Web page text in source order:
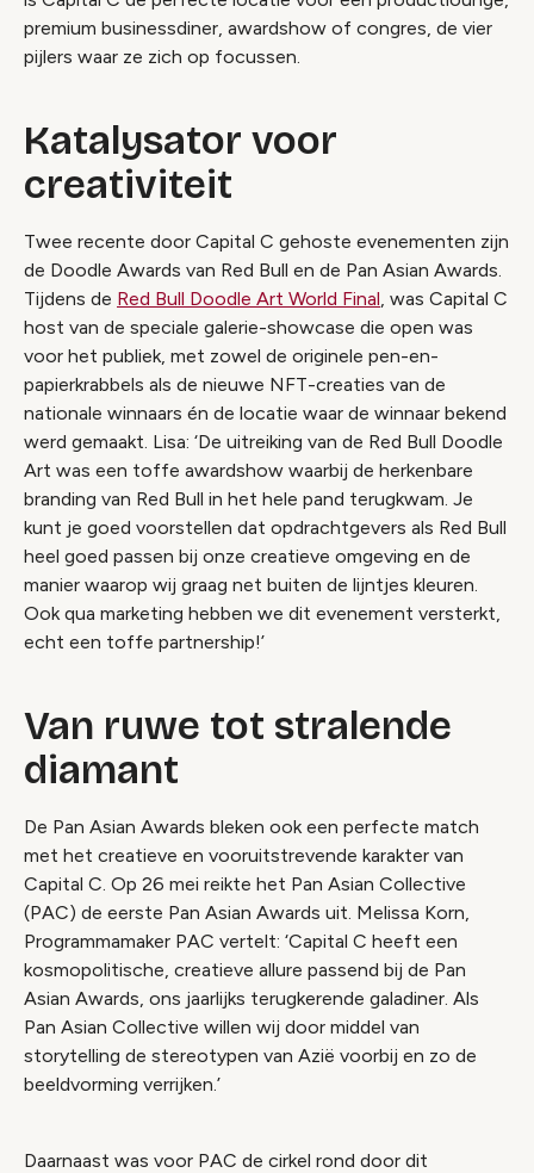
premium businessdiner, awardshow of congres, de vier
pijlers waar ze zich op focussen.
Katalysator voor
creativiteit
Twee recente door Capital C gehoste evenementen zijn
de Doodle Awards van Red Bull en de Pan Asian Awards.
Tijdens de Red Bull Doodle Art World Final , was ​​Capital C
host van de speciale galerie-showcase die open was
voor het publiek, met zowel de originele pen-en-
papierkrabbels als de nieuwe NFT-creaties van de
nationale winnaars én de locatie waar de winnaar bekend
werd gemaakt. Lisa: ‘De uitreiking van de Red Bull Doodle
Art was een toffe awardshow waarbij de herkenbare
branding van Red Bull in het hele pand terugkwam. Je
kunt je goed voorstellen dat opdrachtgevers als Red Bull
heel goed passen bij onze creatieve omgeving en de
manier waarop wij graag net buiten de lijntjes kleuren.
Ook qua marketing hebben we dit evenement versterkt,
echt een toffe partnership!’
Van ruwe tot stralende
diamant
De Pan Asian Awards bleken ook een perfecte match
met het creatieve en vooruitstrevende karakter van
Capital C. Op 26 mei reikte het Pan Asian Collective
(PAC) de eerste Pan Asian Awards uit. Melissa Korn,
Programmamaker PAC vertelt: ‘Capital C heeft een
kosmopolitische, creatieve allure passend bij de Pan
Asian Awards, ons jaarlijks terugkerende galadiner. Als
Pan Asian Collective willen wij door middel van
storytelling de stereotypen van Azië voorbij en zo de
beeldvorming verrijken.’
Daarnaast was voor PAC de cirkel rond door dit